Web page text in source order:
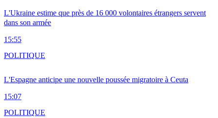
L'Ukraine estime que près de 16 000 volontaires étrangers servent
dans son armée
15:55
L'Espagne anticipe une nouvelle poussée migratoire à Ceuta
15:07
POLITIQUE
POLITIQUE